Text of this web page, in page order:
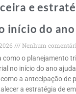
e
início do ano
Nenhum
como o planejamento
no início do ano
a antecipação de
a estratégia de